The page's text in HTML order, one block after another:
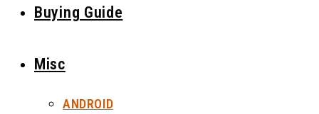
Buying Guide
Misc
ANDROID